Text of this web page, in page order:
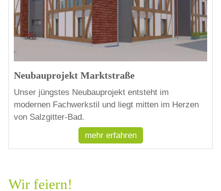
Neubauprojekt Marktstraße
Unser jüngstes Neubauprojekt entsteht im
modernen Fachwerkstil und liegt mitten im Herzen
von Salzgitter-Bad.
mehr erfahren
Wir feiern!